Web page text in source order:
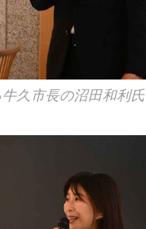
久市長の沼田和利氏